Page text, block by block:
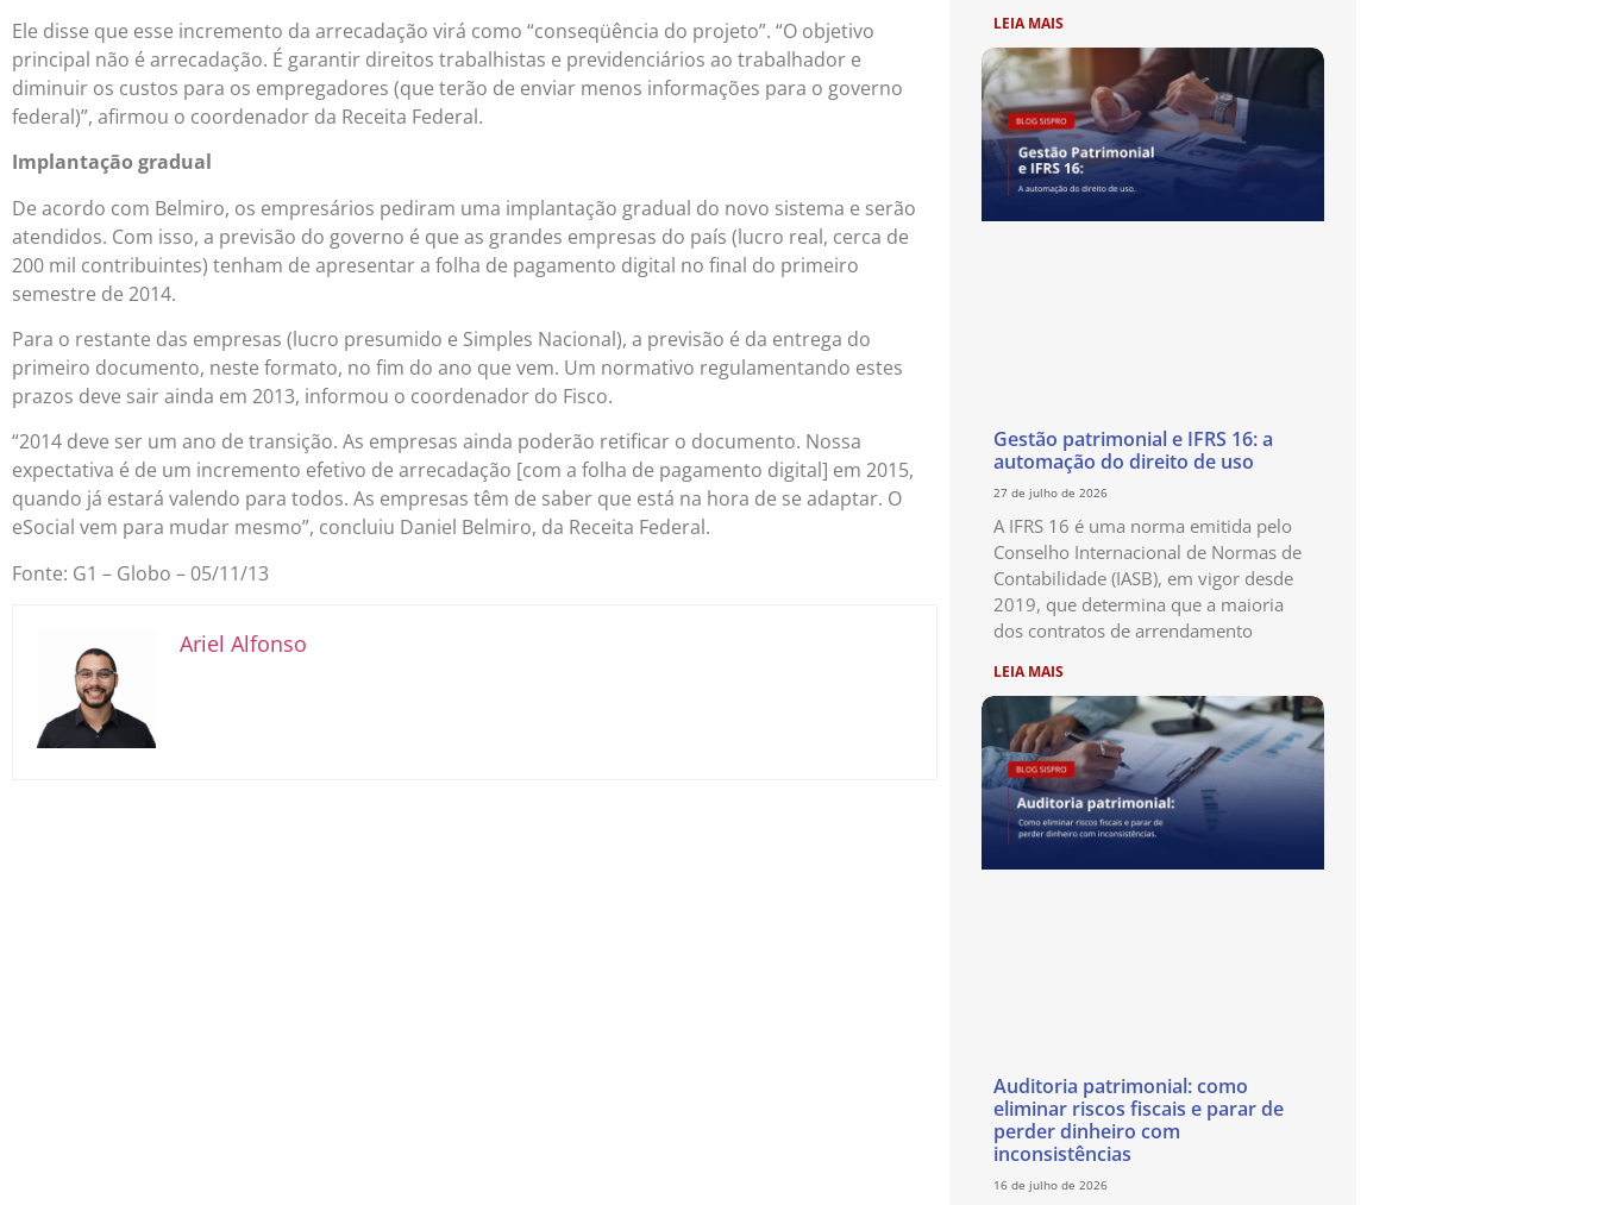
Ele disse que esse incremento da arrecadação virá como “conseqüência do projeto”. “O objetivo
principal não é arrecadação. É garantir direitos trabalhistas e previdenciários ao trabalhador e
diminuir os custos para os empregadores (que terão de enviar menos informações para o governo
federal)”, afirmou o coordenador da Receita Federal.
Implantação gradual
De acordo com Belmiro, os empresários pediram uma implantação gradual do novo sistema e serão
atendidos. Com isso, a previsão do governo é que as grandes empresas do país (lucro real, cerca de
200 mil contribuintes) tenham de apresentar a folha de pagamento digital no final do primeiro
semestre de 2014.
Para o restante das empresas (lucro presumido e Simples Nacional), a previsão é da entrega do
primeiro documento, neste formato, no fim do ano que vem. Um normativo regulamentando estes
prazos deve sair ainda em 2013, informou o coordenador do Fisco.
“2014 deve ser um ano de transição. As empresas ainda poderão retificar o documento. Nossa
expectativa é de um incremento efetivo de arrecadação [com a folha de pagamento digital] em 2015,
quando já estará valendo para todos. As empresas têm de saber que está na hora de se adaptar. O
eSocial vem para mudar mesmo”, concluiu Daniel Belmiro, da Receita Federal.
Fonte: G1 – Globo – 05/11/13
Ariel Alfonso
LEIA MAIS
Gestão patrimonial e IFRS 16: a
automação do direito de uso
27 de julho de 2026
A IFRS 16 é uma norma emitida pelo
Conselho Internacional de Normas de
Contabilidade (IASB), em vigor desde
2019, que determina que a maioria
dos contratos de arrendamento
LEIA MAIS
Auditoria patrimonial: como
eliminar riscos fiscais e parar de
perder dinheiro com
inconsistências
16 de julho de 2026